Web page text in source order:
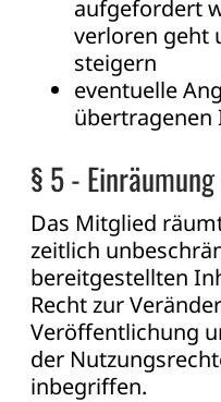
aufgefordert
verloren geht
steigern
eventuelle
übertragenen
§ 5 -
Das Mitglied
zeitlich
bereitgestellten
Recht zur
Veröffentlichung
der
inbegriffen.